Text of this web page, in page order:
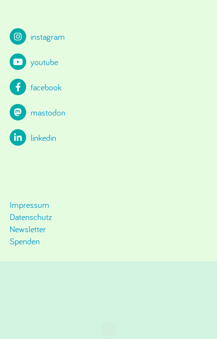
instagram
youtube
facebook
mastodon
linkedin
Impressum
Datenschutz
Newsletter
Spenden